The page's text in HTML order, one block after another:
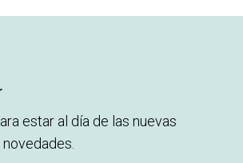
estar al día de las nuevas